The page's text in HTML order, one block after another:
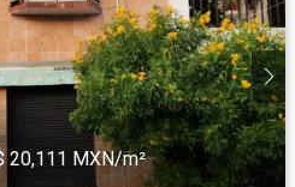
20,111 MXN/m²